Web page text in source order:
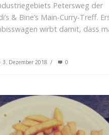
Petersweg der
& Bine’s Main-Curry-Treff.
wirbt damit, dass
3. Dezember 2018 / 0